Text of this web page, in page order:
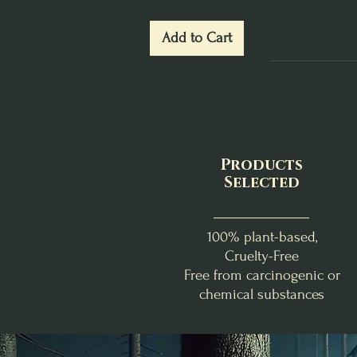
Add to Cart
La Box de Lughnasadh
Fondants d'Intention
Bombe d'encens
Products
Selected
100% plant-based,
Cruelty-Free
Free from carcinogenic or
chemical substances